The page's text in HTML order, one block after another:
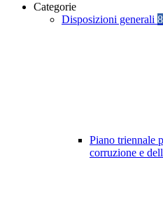
Categorie
Disposizioni generali
Piano triennale
corruzione e